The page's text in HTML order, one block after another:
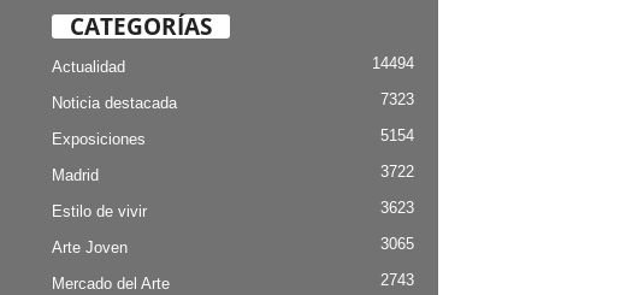
CATEGORÍAS
Actualidad 14494
Noticia destacada 7323
Exposiciones 5154
Madrid 3722
Estilo de vivir 3623
Arte Joven 3065
Mercado del Arte 2743